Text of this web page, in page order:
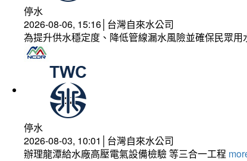
停水
2026-08-06, 15:16│台灣自來水公司
為提升供水穩定度、降低管線漏水風險並確保民眾
停水
2026-08-03, 10:01│台灣自來水公司
辦理龍潭給水廠高壓電氣設備檢驗 等三合一工程